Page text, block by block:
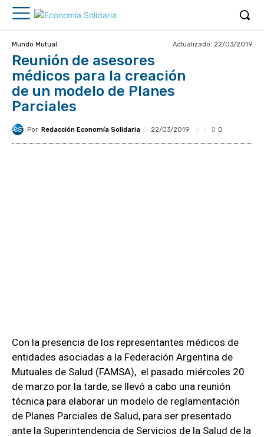
Mundo Mutual Actualizado: 22/03/2019
Reunión de asesores
médicos para la creación
de un modelo de Planes
Parciales
Por Redacción Economía Solidaria 22/03/2019 0
Con la presencia de los representantes médicos de
entidades asociadas a la Federación Argentina de
Mutuales de Salud (FAMSA), el pasado miércoles 20
de marzo por la tarde, se llevó a cabo una reunión
técnica para elaborar un modelo de reglamentación
de Planes Parciales de Salud, para ser presentado
ante la Superintendencia de Servicios de la Salud de la